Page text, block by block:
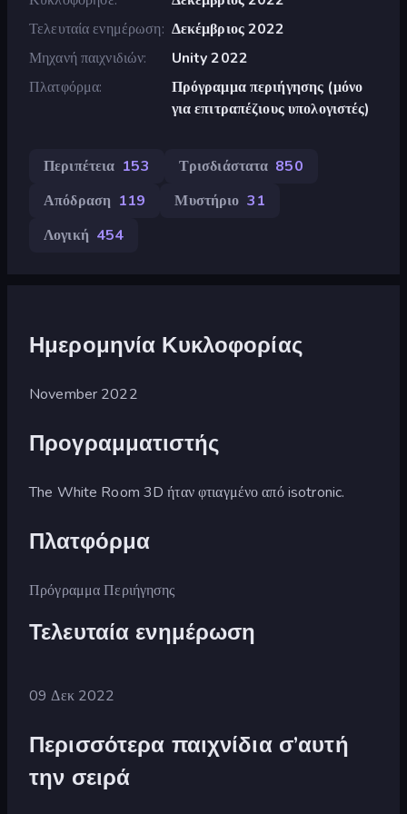
Τελευταία ενημέρωση Δεκέμβριος 2022
Μηχανή παιχνιδιών
Unity 2022
Πλατφόρμα
Πρόγραμμα περιήγησης (μόνο
για επιτραπέζιους υπολογιστές)
Περιπέτεια 153 Τρισδιάστατα 850
Απόδραση 119 Μυστήριο 31
Λογική 454
Ημερομηνία Κυκλοφορίας
November 2022
Προγραμματιστής
The White Room 3D ήταν φτιαγμένο από isotronic.
Πλατφόρμα
Πρόγραμμα Περιήγησης
Τελευταία ενημέρωση
09 Δεκ 2022
Περισσότερα παιχνίδια σ’αυτή
την σειρά